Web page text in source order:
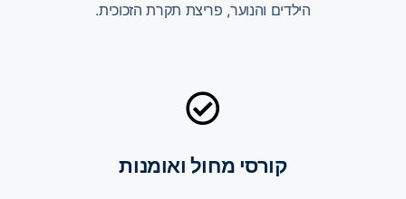
הילדים והנוער, פריצת תקרת הזכוכית.
קורסי מחול ואומנות